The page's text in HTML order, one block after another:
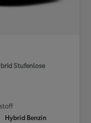
Stufenlose
Hybrid Benzin